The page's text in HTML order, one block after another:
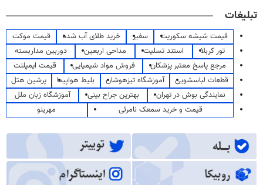
تبلیغات
قیمت شیشه سکوریت سفیر خرید طلای آب شده
قیمت موکت
تور کربلا
استند تسلیت مداحی اربعین
دوربین مداربسته
مرجع پاسخ معتبر پزشکان
فروش مواد شیمیایی
قیمت ایمپلنت
قطعات لباسشویی
آموزشگاه تیزهوشان بلیط هواپیما
پرشین هتل
نمایندگی بوش در تهران
بهترین جراح بینی
آموزشگاه زبان ملل
قیمت و خرید سمعک نامرئی
مهرینو